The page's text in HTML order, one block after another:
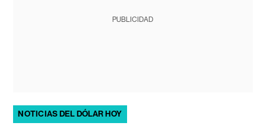
PUBLICIDAD
NOTICIAS DEL DÓLAR HOY